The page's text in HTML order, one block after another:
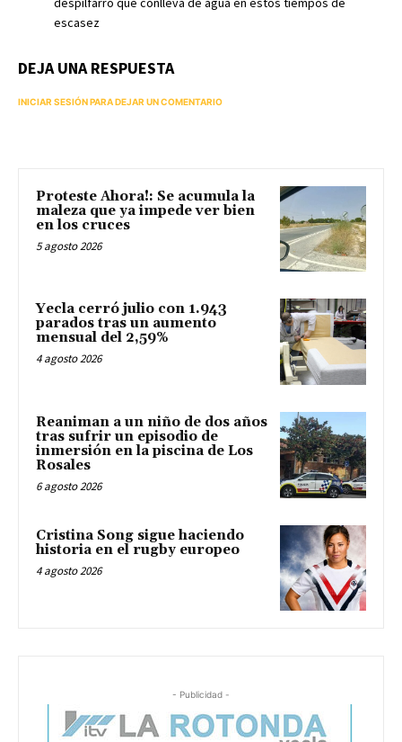
escasez
DEJA UNA RESPUESTA
INICIAR SESIÓN PARA DEJAR UN COMENTARIO
Proteste Ahora!: Se acumula la
maleza que ya impede ver bien
en los cruces
5 agosto 2026
Yecla cerró julio con 1.943
parados tras un aumento
mensual del 2,59%
4 agosto 2026
Reaniman a un niño de dos años
tras sufrir un episodio de
inmersión en la piscina de Los
Rosales
6 agosto 2026
Cristina Song sigue haciendo
historia en el rugby europeo
4 agosto 2026
- Publicidad -